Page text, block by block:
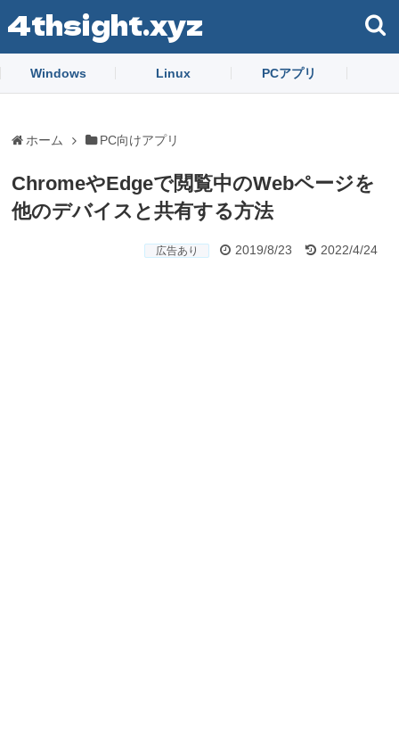
4thsight.xyz
Windows Linux PCアプリ
ホーム PC向けアプリ
ChromeやEdgeで閲覧中のWebページを
他のデバイスと共有する方法
広告あり 2019/8/23 2022/4/24